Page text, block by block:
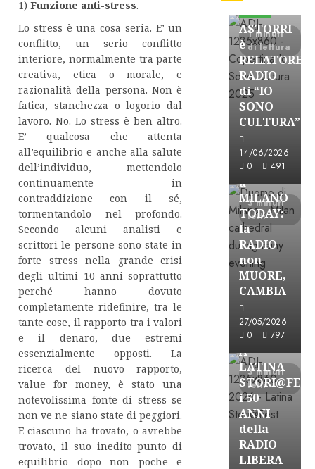
1) Funzione anti-stress.
Lo stress è una cosa seria. E’ un
conflitto, un serio conflitto
interiore, normalmente tra parte
creativa, etica o morale, e
razionalità della persona. Non è
fatica, stanchezza o logorio dal
lavoro. No. Lo stress è ben altro.
E’ qualcosa che attenta
all’equilibrio e anche alla salute
dell’individuo, mettendolo
continuamente in
contraddizione con il sé,
tormentandolo nel profondo.
Secondo alcuni analisti e
scrittori le persone sono state in
forte stress nella grande crisi
degli ultimi 10 anni soprattutto
perché hanno dovuto
completamente ridefinire, tra le
tante cose, il rapporto tra i valori
e il denaro, due estremi
essenzialmente opposti. La
ricerca del nuovo rapporto,
value for money, è stato una
notevolissima fonte di stress se
non ve ne siano state di peggiori.
E ciascuno ha trovato, o avrebbe
trovato, il suo inedito punto di
equilibrio dopo non poche e
1 minuti
di lettura
ASTORRI
è
RELATORE
RADIO
di “IO
SONO
CULTURA”
14/06/2026
0
491
3 minuti
letti
FREE
ASTORRI
a
MILANO
TODAY:
la
RADIO
non
MUORE,
CAMBIA
27/05/2026
0
797
3 minuti
letti
Astorri News
FREE
A
LATINA
i 50
ANNI
della
RADIO
LIBERA